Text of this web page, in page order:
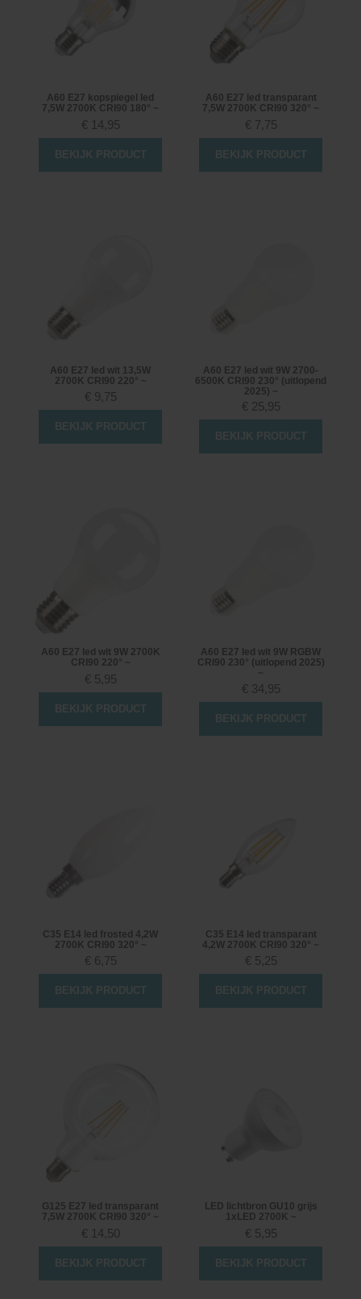
A60 E27 kopspiegel led
7,5W 2700K CRI90 180° ~
€ 14,95
BEKIJK PRODUCT
A60 E27 led transparant
7,5W 2700K CRI90 320° ~
€ 7,75
BEKIJK PRODUCT
A60 E27 led wit 13,5W
2700K CRI90 220° ~
€ 9,75
BEKIJK PRODUCT
A60 E27 led wit 9W 2700-
6500K CRI90 230° (uitlopend
2025) ~
€ 25,95
BEKIJK PRODUCT
A60 E27 led wit 9W 2700K
CRI90 220° ~
€ 5,95
BEKIJK PRODUCT
A60 E27 led wit 9W RGBW
CRI90 230° (uitlopend 2025)
~
€ 34,95
BEKIJK PRODUCT
C35 E14 led frosted 4,2W
2700K CRI90 320° ~
€ 6,75
BEKIJK PRODUCT
C35 E14 led transparant
4,2W 2700K CRI90 320° ~
€ 5,25
BEKIJK PRODUCT
G125 E27 led transparant
7,5W 2700K CRI90 320° ~
€ 14,50
BEKIJK PRODUCT
LED lichtbron GU10 grijs
1xLED 2700K ~
€ 5,95
BEKIJK PRODUCT